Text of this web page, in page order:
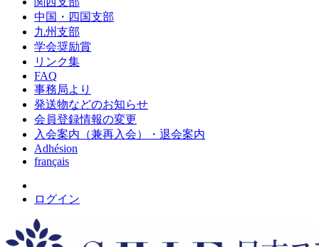
中国・四国支部
九州支部
学会奨励賞
リンク集
FAQ
事務局より
発送物などのお知らせ
会員登録情報の変更
入会案内（兼再入会）・退会案内
Adhésion
français
ログイン